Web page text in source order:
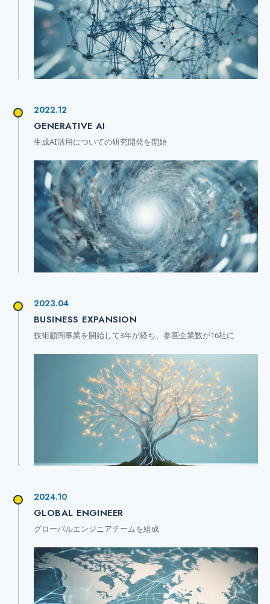
2022.12
GENERATIVE AI
生成AI活用についての研究開発を開始
2023.04
BUSINESS EXPANSION
技術顧問事業を開始して3年が経ち、参画企業数が16社に
2024.10
GLOBAL ENGINEER
グローバルエンジニアチームを組成